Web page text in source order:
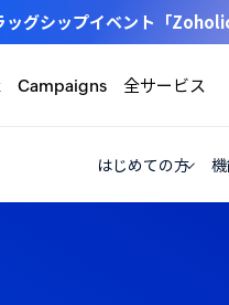
ッグシップイベント「
Campaigns 全サービス
はじめての方